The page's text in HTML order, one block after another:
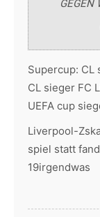
GEGEN
Supercup: CL
CL sieger FC
UEFA cup
Liverpool-
spiel statt
19irgendwas